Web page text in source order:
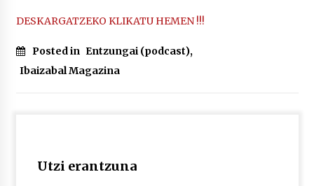
Gaur abitua da Bilbao bbk live jaialdia
2026/07/07
DESKARGATZEKO KLIKATU HEMEN !!!
Posted in Entzungai (podcast),
Ibaizabal Magazina
Utzi erantzuna